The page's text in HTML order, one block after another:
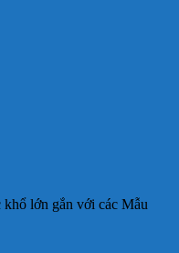
lớn gắn với các Mẫu